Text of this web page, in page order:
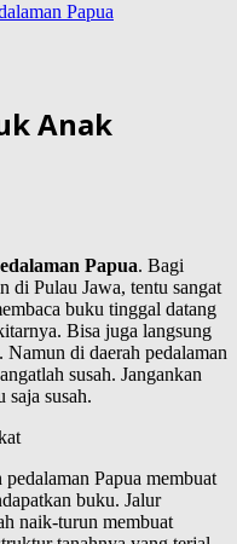
Papua
Anak
Papua. Bagi
di Pulau Jawa, tentu sangat
buku tinggal datang
Bisa juga langsung
di daerah pedalaman
susah. Jangankan
saja susah.
Papua membuat
buku. Jalur
naik-turun membuat